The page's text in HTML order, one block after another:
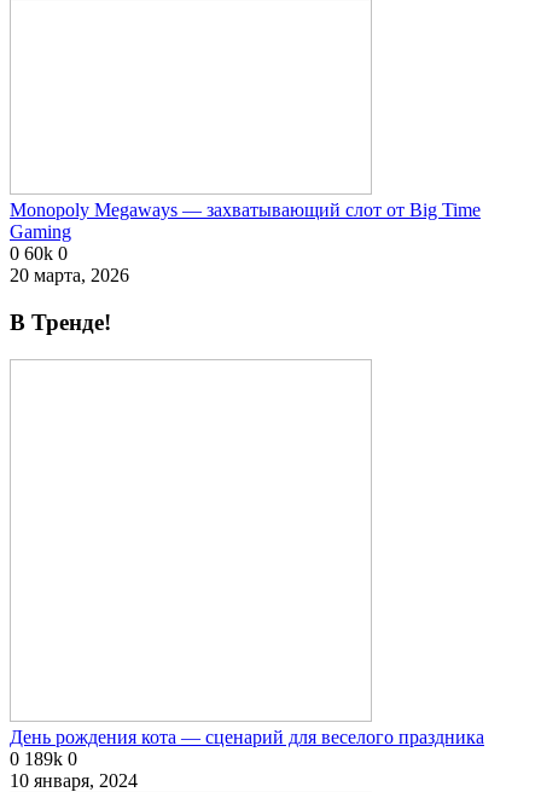
Monopoly Megaways — захватывающий слот от Big Time
Gaming
0 60k 0
20 марта, 2026
В Тренде!
День рождения кота — сценарий для веселого праздника
0 189k 0
10 января, 2024